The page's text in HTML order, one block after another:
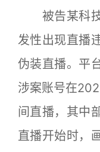
被告某科技
发性出现直播
伪装直播。平
涉案账号在
间直播，其中
直播开始时，